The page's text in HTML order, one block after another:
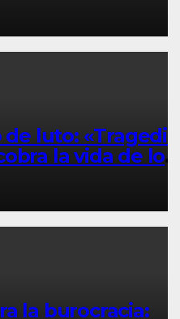
luto: «Tragedia
la vida de los
Yerko Águila
la burocracia: